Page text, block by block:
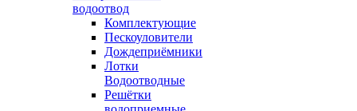
водоотвод
Комплектующие
Пескоуловители
Дождеприёмники
Лотки
Водоотводные
Решётки